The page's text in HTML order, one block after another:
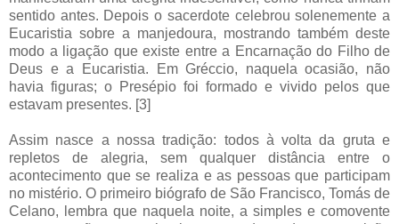
sentido antes. Depois o sacerdote celebrou solenemente a
Eucaristia sobre a manjedoura, mostrando também deste
modo a ligação que existe entre a Encarnação do Filho de
Deus e a Eucaristia. Em Gréccio, naquela ocasião, não
havia figuras; o Presépio foi formado e vivido pelos que
estavam presentes. [3]
Assim nasce a nossa tradição: todos à volta da gruta e
repletos de alegria, sem qualquer distância entre o
acontecimento que se realiza e as pessoas que participam
no mistério. O primeiro biógrafo de São Francisco, Tomás de
Celano, lembra que naquela noite, a simples e comovente